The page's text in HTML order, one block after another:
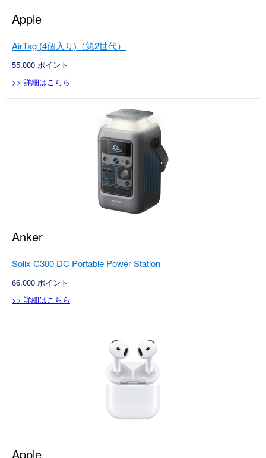
Apple
AirTag (4個入り)（第2世代）
55,000 ポイント
>> 詳細はこちら
Anker
Solix C300 DC Portable Power Station
66,000 ポイント
>> 詳細はこちら
Apple